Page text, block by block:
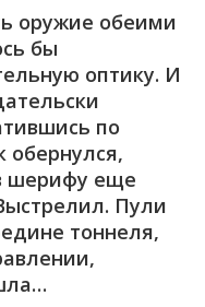
оружие обеими
бы
оптику. И
по
обернулся,
шерифу еще
Пули
тоннеля,